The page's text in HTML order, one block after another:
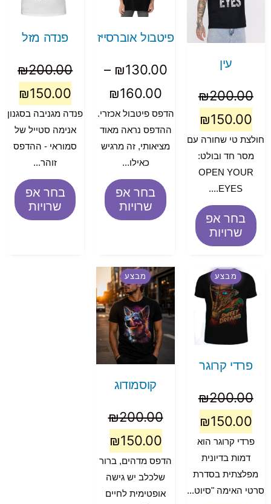
עין
₪200.00
₪150.00
חולצת טי שחורה עם
מסר חד ובולט:
OPEN YOUR
EYES....
בחר אפ
שרויות
פיטבול אוברסייז
₪130.00
–
₪160.00
הדפס פיטבול אכזרי.
ההדפס נראה מאוד
מציאותי, זה מרגיש
כאילו...
בחר אפ
שרויות
פנדה מזל
₪200.00
₪150.00
פנדה מגניבה בסגנון
אנימה סטייל של
סמוראי - ההדפס
זוהר...
בחר אפ
שרויות
מבצע
פרדי קרוגר
₪200.00
₪150.00
פרדי קרוגר הוא
דמות בדיונית
מפלצתית בסדרת
סרטי האימה "סיוט...
מבצע
קוסמודוג
₪200.00
₪150.00
הדפס מדהים, ברור
שלכלב יש גישה
אופטימית לחיים